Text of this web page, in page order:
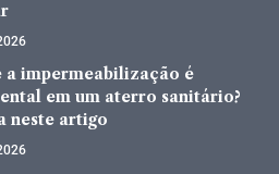
a impermeabilização é
em um aterro sanitário?
neste artigo